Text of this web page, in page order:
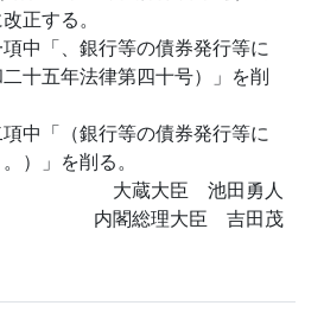
正する。
中「、銀行等の債券発行等に
十五年法律第四十号）」を削
中「（銀行等の債券発行等に
）」を削る。
大蔵大臣 池田勇人
内閣総理大臣 吉田茂